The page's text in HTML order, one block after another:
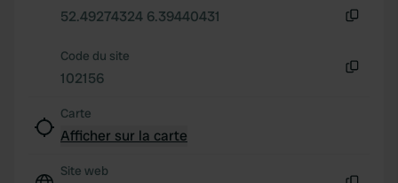
provided to them or that they’ve collected from your use
52.49274324 6.39440431
Code du site
102156
Carte
Afficher sur la carte
Site web